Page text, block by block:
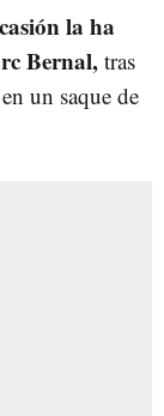
la ha
Bernal, tras
en un saque de